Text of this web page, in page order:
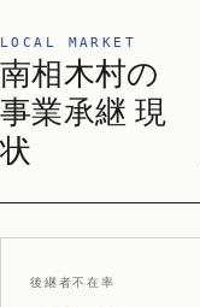
LOCAL MARKET
南相木村の
事業承継 現
状
後継者不在率